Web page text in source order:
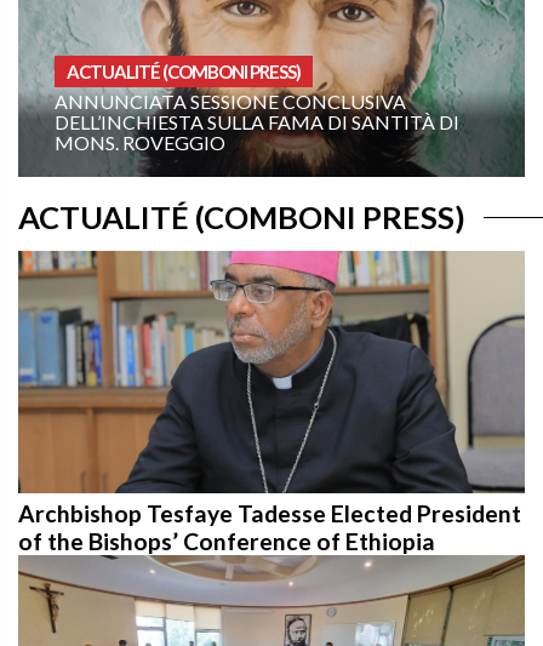
DI
HOMÉLIES ANÉE A
19E DIMANCHE DU TEMPS
ANNÉE A: « ORDONNE-MOI DE VENIR
TOI ! »
ACTUALITÉ (COMBONI PRESS)
Archbishop Tesfaye Tadesse Elected President
of the Bishops’ Conference of Ethiopia